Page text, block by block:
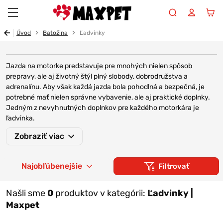
Úvod Batožina Ľadvinky
Jazda na motorke predstavuje pre mnohých nielen spôsob
prepravy, ale aj životný štýl plný slobody, dobrodružstva a
adrenalínu. Aby však každá jazda bola pohodlná a bezpečná, je
potrebné mať nielen správne vybavenie, ale aj praktické doplnky.
Jedným z nevyhnutných doplnkov pre každého motorkára je
ľadvinka.
Ľadvinky pre motorkárov sú špeciálne navrhnuté tak, aby
počas jazdy. S ich pomocou máte vždy po ruke všetko, čo
potrebujete – od mobilného telefónu, kľúčov, peňaženky až po
odolných materiálov, ktoré zabezpečujú ich dlhú životnosť a
ochranu obsahu pred poveternostnými vplyvmi.
Zobraziť viac
Filtrovať
Našli sme 0 produktov v kategórii: Ľadvinky |
Maxpet
Najobľúbenejšie